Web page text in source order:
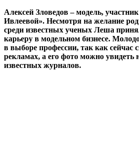
Алексей Зловедов – модель,
Ивлеевой». Несмотря на желание
среди известных ученых Леша
карьеру в модельном бизнесе.
в выборе профессии, так как сейчас
рекламах, а его фото можно увидеть
известных журналов.